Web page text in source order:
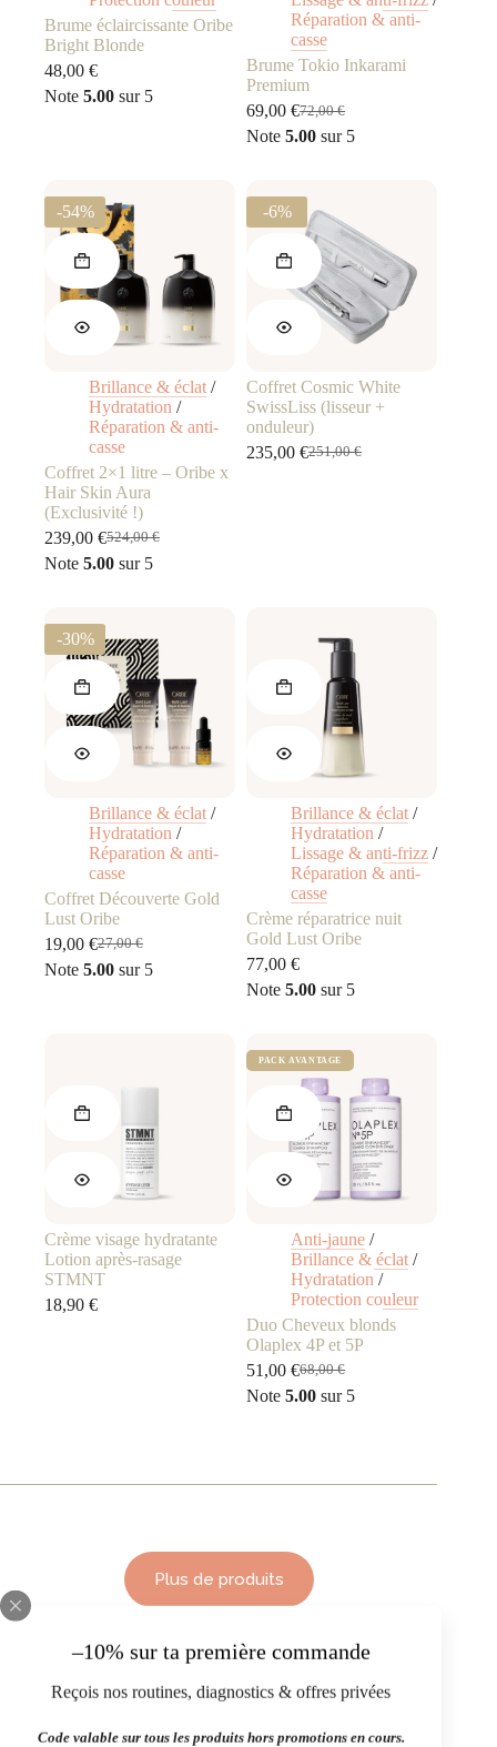
–10% sur ta première commande
Reçois nos routines, diagnostics & offres privées
Code valable sur tous les produits hors promotions en cours.
Brume éclaircissante Oribe
Bright Blonde
48,00 €
Note 5.00 sur 5
Réparation & anti-
casse
Brume Tokio Inkarami
Premium
72,00€
Le
prix
72,00 €.
69,00€Le
prix
69,00 €.
Note5.00 sur 5
-54%
Brillance & éclat /
Hydratation /
Réparation & anti-
casse
Coffret 2×1 litre – Oribe x
Hair Skin Aura
(Exclusivité !)
524,00€
Le
prix
524,00 €.
239,00 €Le
prix
239,00 €.
Note 5.00 sur 5
-6%
Coffret Cosmic White
SwissLiss (lisseur +
onduleur)
251,00€
Le
235,00€Le
-30%
Brillance & éclat /
Hydratation /
Réparation & anti-
casse
Coffret Découverte Gold
Lust Oribe
27,00€
Le
prix
19,00 €Le
prix
Note 5.00 sur 5
Brillance & éclat /
Hydratation /
Lissage & anti-frizz /
Réparation & anti-
casse
Crème réparatrice nuit
Gold Lust Oribe
77,00€
Note5.00 sur 5
Crème visage hydratante
Lotion après-rasage
STMNT
18,90 €
Anti-jaune /
Brillance & éclat /
Hydratation /
Protection couleur
Duo Cheveux blonds
Olaplex 4P et 5P
68,00€
Le
prix
51,00€Le
prix
Note5.00 sur 5
Plus de produits
Sommaire
soins ?
Quelle routine adopter pour les cheveux blonds et